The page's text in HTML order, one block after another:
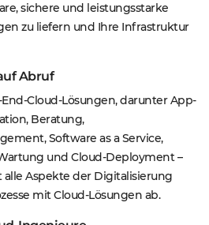
sichere und leistungsstarke
zu liefern und Ihre Infrastruktur
Abruf
Cloud-Lösungen, darunter App-
Beratung,
Software as a Service,
und Cloud-Deployment –
Aspekte der Digitalisierung
mit Cloud-Lösungen ab.